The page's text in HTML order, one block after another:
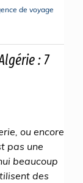
de voyage
: 7
ou encore
pas une
beaucoup
des